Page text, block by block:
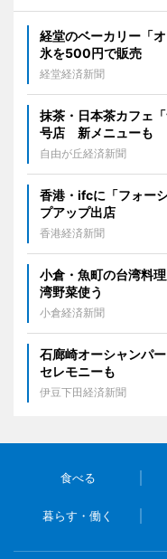
経堂のベーカリー「
氷を500円で販売
経堂経済新聞
抹茶・日本茶カフェ
号店 新メニューも
自由が丘経済新聞
香港・ifcに「フォー
プアップ出店
香港経済新聞
小倉・魚町の台湾料
湾野菜使う
小倉経済新聞
石廊崎オーシャンパ
セレモニーも
伊豆下田経済新聞
食べる
暮らす・働く